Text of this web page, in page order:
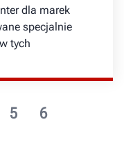
5 6
dla marek
specjalnie
tych